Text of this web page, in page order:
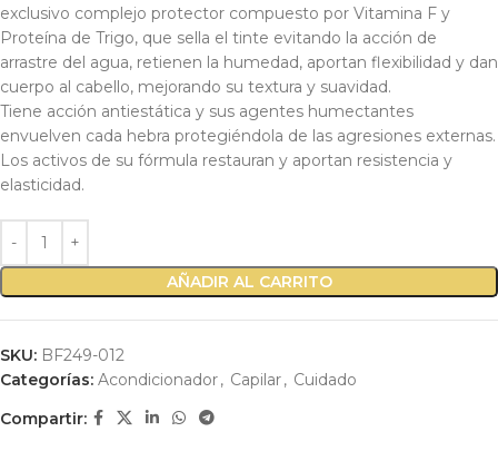
exclusivo complejo protector compuesto por Vitamina F y
Proteína de Trigo, que sella el tinte evitando la acción de
arrastre del agua, retienen la humedad, aportan flexibilidad y dan
cuerpo al cabello, mejorando su textura y suavidad.
Tiene acción antiestática y sus agentes humectantes
envuelven cada hebra protegiéndola de las agresiones externas.
Los activos de su fórmula restauran y aportan resistencia y
elasticidad.
AÑADIR AL CARRITO
SKU: BF249-012
Categorías: Acondicionador, Capilar, Cuidado
Compartir: